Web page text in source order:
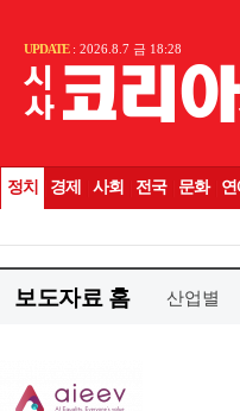
보도자료 홈 산업별